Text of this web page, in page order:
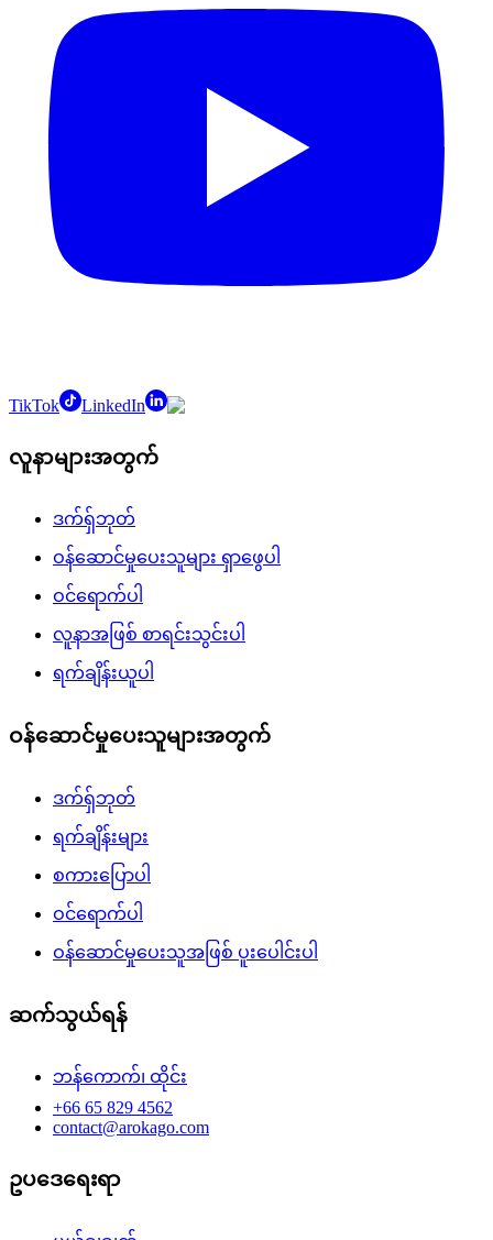
TikTok LinkedIn
လူနာများအတွက်
ဒက်ရှ်ဘုတ်
ဝန်ဆောင်မှုပေးသူများ ရှာဖွေပါ
ဝင်ရောက်ပါ
လူနာအဖြစ် စာရင်းသွင်းပါ
ရက်ချိန်းယူပါ
ဝန်ဆောင်မှုပေးသူများအတွက်
ဒက်ရှ်ဘုတ်
ရက်ချိန်းများ
စကားပြောပါ
ဝင်ရောက်ပါ
ဝန်ဆောင်မှုပေးသူအဖြစ် ပူးပေါင်းပါ
ဆက်သွယ်ရန်
ဘန်ကောက်၊ ထိုင်း
+66 65 829 4562
contact@arokago.com
ဥပဒေရေးရာ